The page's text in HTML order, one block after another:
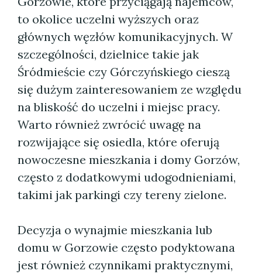
to okolice uczelni wyższych oraz
głównych węzłów komunikacyjnych. W
szczególności, dzielnice takie jak
Śródmieście czy Górczyńskiego cieszą
się dużym zainteresowaniem ze względu
na bliskość do uczelni i miejsc pracy.
Warto również zwrócić uwagę na
rozwijające się osiedla, które oferują
nowoczesne mieszkania i domy Gorzów,
często z dodatkowymi udogodnieniami,
takimi jak parkingi czy tereny zielone.
Decyzja o wynajmie mieszkania lub
domu w Gorzowie często podyktowana
jest również czynnikami praktycznymi,